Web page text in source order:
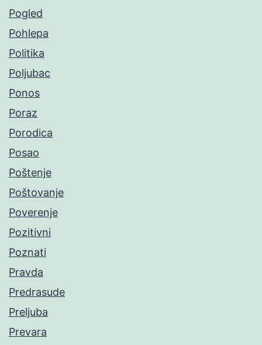
Pogled
Pohlepa
Politika
Poljubac
Ponos
Poraz
Porodica
Posao
Poštenje
Poštovanje
Poverenje
Pozitivni
Poznati
Pravda
Predrasude
Preljuba
Prevara